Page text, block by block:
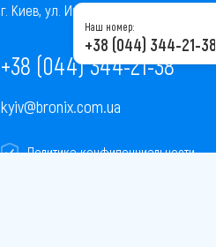
г. Киев, ул. Институтская, 22/7, оф. 41
+38 (044) 344-21-38
kyiv@bronix.com.ua
Политика конфиденциальности
Наш номер:
+38 (044) 344-21-38